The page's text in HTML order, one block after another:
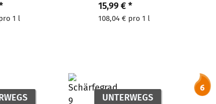
1 l
15,99 €*
108,04 € pro 1 l
UNTERWEGS